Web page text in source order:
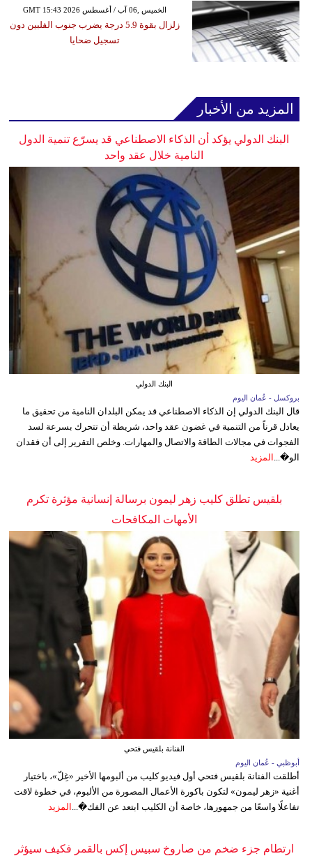
GMT 15:43 2026 الخميس ,06 آب / أغسطس
زلزال بقوة 5.9 درجة يضرب جنوب الفلبين دون
تسجيل ضحايا
المزيد من الأخبار
البنك الدولي يؤكد أن الذكاء الاصطناعي قد يسرّع تنمية الدول
النامية خلال عقد واحد
البنك الدولي
بروكسل - عُمان اليوم
قال البنك الدولي إن الذكاء الاصطناعي قد يمكن البلدان النامية من تحقيق ما
يعادل قرناً من التنمية في غضون عقد واحد، شريطة أن تتحرك بسرعة لسد
الفجوات في مجالات الطاقة والاتصال والمهارات. وخلص التقرير إلى أن فقدان
الو�... المزيد
بلقيس تطلق كليب زهر ليمون برسالة إنسانية مؤثرة تكرم
الأمهات المكافحات
الفنانة بلقيس فتحي
أبوظبي - عُمان اليوم
أطلقت الفنانة بلقيس فتحي أول فيديو كليب من ألبومها الأخير «غِلّ»، باختيار
أغنية «زهر ليمون» لتكون باكورة الأعمال المصورة من الألبوم، في خطوة لاقت
تفاعلًا واسعًا من جمهورها، خاصة أن الكليب ابتعد عن الفك�... المزيد
ارتطام جزء ضخم من صاروخ سبيس إكس بالقمر فكيف سيؤثر